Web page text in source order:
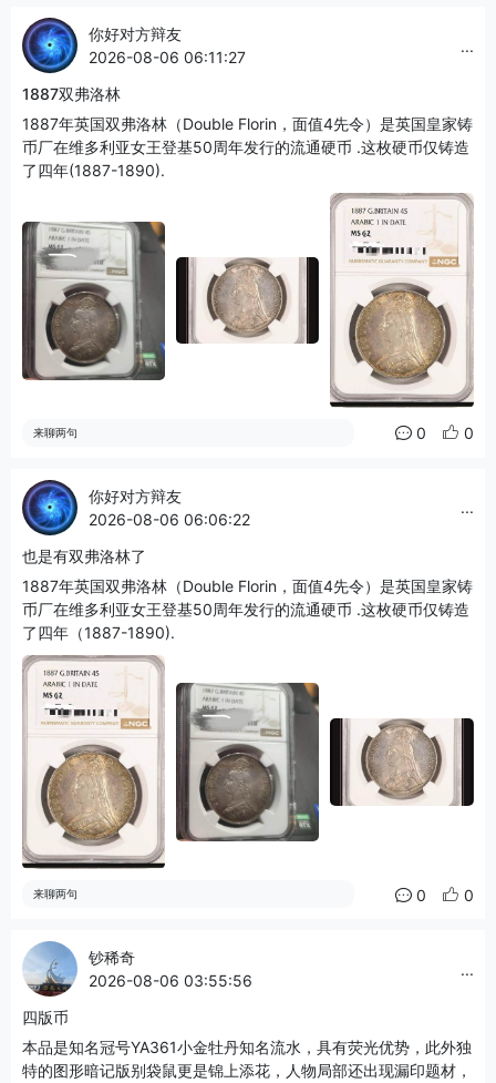
你好对方辩友
2026-08-06 06:11:27
...
1887双弗洛林
1887年英国双弗洛林（Double Florin，面值4先令）是英国皇家铸
币厂在维多利亚女王登基50周年发行的流通硬币 .这枚硬币仅铸造
了四年(1887-1890).
来聊两句 0 0
你好对方辩友
2026-08-06 06:06:22
...
也是有双弗洛林了
1887年英国双弗洛林（Double Florin，面值4先令）是英国皇家铸
币厂在维多利亚女王登基50周年发行的流通硬币 .这枚硬币仅铸造
了四年（1887-1890).
来聊两句 0 0
钞稀奇
2026-08-06 03:55:56
...
四版币
本品是知名冠号YA361小金牡丹知名流水，具有荧光优势，此外独
特的图形暗记版别袋鼠更是锦上添花，人物局部还出现漏印题材，